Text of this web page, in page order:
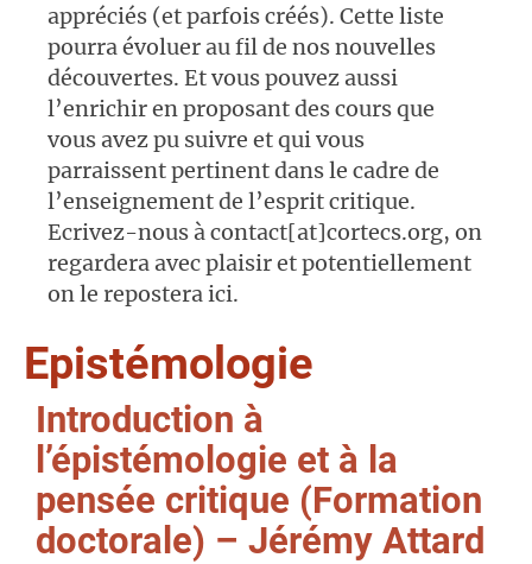
appréciés (et parfois créés). Cette liste
pourra évoluer au fil de nos nouvelles
découvertes. Et vous pouvez aussi
l’enrichir en proposant des cours que
vous avez pu suivre et qui vous
parraissent pertinent dans le cadre de
l’enseignement de l’esprit critique.
Ecrivez-nous à contact[at]cortecs.org, on
regardera avec plaisir et potentiellement
on le repostera ici.
Epistémologie
Introduction à
l’épistémologie et à la
pensée critique (Formation
doctorale) – Jérémy Attard